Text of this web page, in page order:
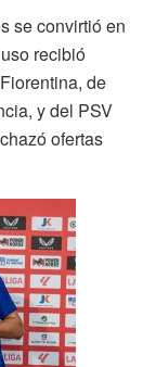
se convirtió en
recibió
de
y del PSV
ofertas